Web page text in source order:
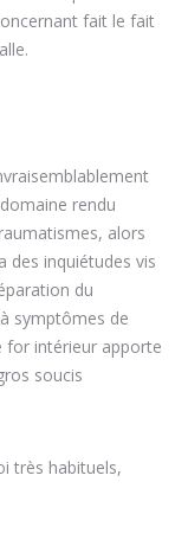
fait le fait
rendu
alors
des inquiétudes vis
du
symptômes de
for intérieur apporte
soucis
très habituels,